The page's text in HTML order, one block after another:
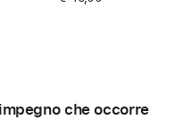
che occorre